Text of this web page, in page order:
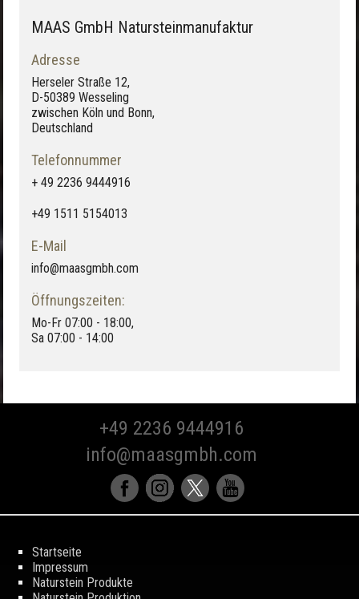
MAAS GmbH Natursteinmanufaktur
Adresse
Herseler Straße 12,
D-50389 Wesseling
zwischen Köln und Bonn,
Deutschland
Telefonnummer
+ 49 2236 9444916
+49 1511 5154013
E-Mail
info@maasgmbh.com
Öffnungszeiten:
Mo-Fr 07:00 - 18:00,
Sa 07:00 - 14:00
+49 2236 9444916
info@maasgmbh.com
Startseite
Impressum
Naturstein Produkte